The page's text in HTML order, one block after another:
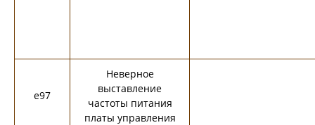
e97
Неверное
выставление
частоты питания
платы управления